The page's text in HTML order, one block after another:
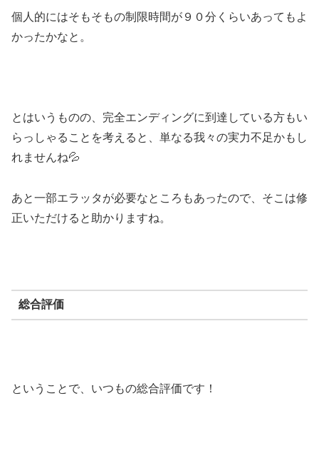
個人的にはそもそもの制限時間が９０分くらいあってもよ
かったかなと。
とはいうものの、完全エンディングに到達している方もい
らっしゃることを考えると、単なる我々の実力不足かもし
れませんね💦
あと一部エラッタが必要なところもあったので、そこは修
正いただけると助かりますね。
総合評価
ということで、いつもの総合評価です！